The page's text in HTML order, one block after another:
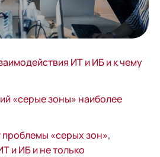
ИТ и ИБ и к чему
«серые зоны» наиболее
проблемы «серых зон»,
и ИБ и не только